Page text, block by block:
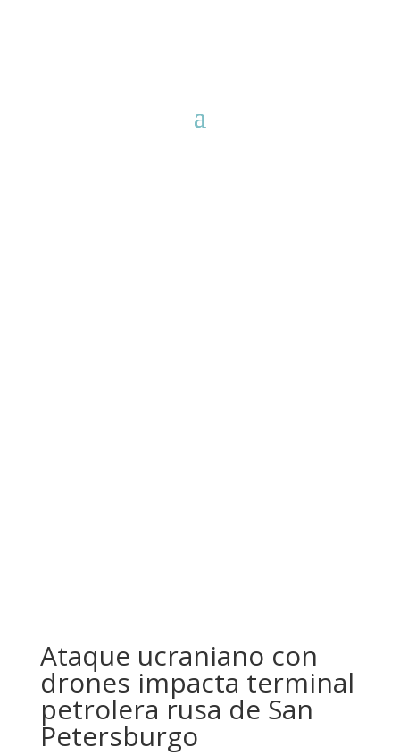
Ataque ucraniano con
drones impacta terminal
petrolera rusa de San
Petersburgo